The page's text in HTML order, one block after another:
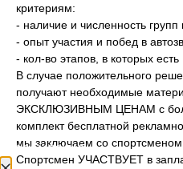
критериям:
- наличие и численность групп
- опыт участия и побед в
- кол-во этапов, в которых
В случае положительного
получают необходимые
ЭКСКЛЮЗИВНЫМ ЦЕНАМ с
комплект бесплатной
мы заключаем со спортсменом
Спортсмен УЧАСТВУЕТ в
уведомление